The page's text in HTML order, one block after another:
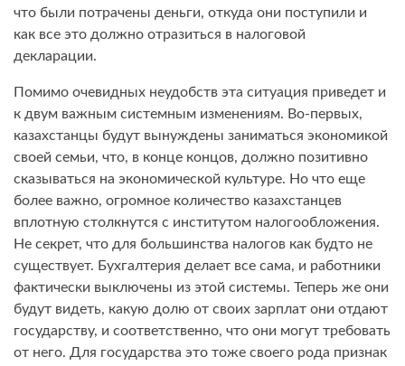
что были потрачены деньги, откуда они поступили и
как все это должно отразиться в налоговой
декларации.
Помимо очевидных неудобств эта ситуация приведет и
к двум важным системным изменениям. Во-первых,
казахстанцы будут вынуждены заниматься экономикой
своей семьи, что, в конце концов, должно позитивно
сказываться на экономической культуре. Но что еще
более важно, огромное количество казахстанцев
вплотную столкнутся с институтом налогообложения.
Не секрет, что для большинства налогов как будто не
существует. Бухгалтерия делает все сама, и работники
фактически выключены из этой системы. Теперь же они
будут видеть, какую долю от своих зарплат они отдают
государству, и соответственно, что они могут требовать
от него. Для государства это тоже своего рода признак